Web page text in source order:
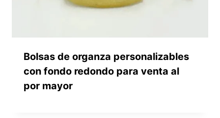
Bolsas de organza personalizables
con fondo redondo para venta al
por mayor